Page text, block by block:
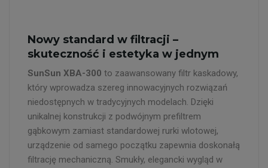
Nowy standard w filtracji –
skuteczność i estetyka w jednym
SunSun XBA-300 to zaawansowany filtr kaskadowy,
który wprowadza szereg innowacyjnych rozwiązań
niedostępnych w tradycyjnych modelach. Dzięki
unikalnej konstrukcji z podwójnym prefiltrem
gąbkowym zamiast standardowej rurki wlotowej,
urządzenie od samego początku zapewnia doskonałą
filtrację mechaniczną. Smukły, elegancki wygląd w